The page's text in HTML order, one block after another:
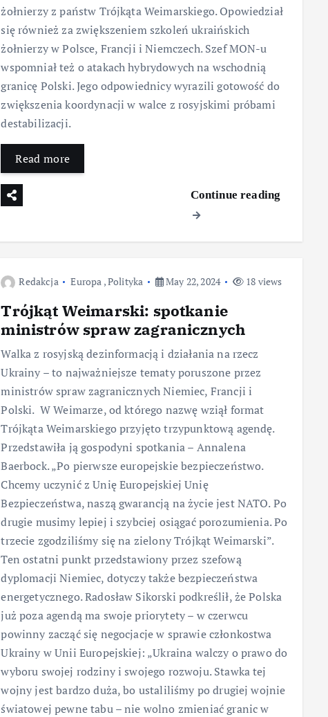
żołnierzy z państw Trójkąta Weimarskiego. Opowiedział
się również za zwiększeniem szkoleń ukraińskich
żołnierzy w Polsce, Francji i Niemczech. Szef MON-u
wspomniał też o atakach hybrydowych na wschodnią
granicę Polski. Jego odpowiednicy wyrazili gotowość do
zwiększenia koordynacji w walce z rosyjskimi próbami
destabilizacji.
Read more
Continue reading
Redakcja Europa ,Polityka May 22, 2024 18 views
Trójkąt Weimarski: spotkanie
ministrów spraw zagranicznych
Walka z rosyjską dezinformacją i działania na rzecz
Ukrainy – to najważniejsze tematy poruszone przez
ministrów spraw zagranicznych Niemiec, Francji i
Polski. W Weimarze, od którego nazwę wziął format
Trójkąta Weimarskiego przyjęto trzypunktową agendę.
Przedstawiła ją gospodyni spotkania – Annalena
Baerbock. „Po pierwsze europejskie bezpieczeństwo.
Chcemy uczynić z Unię Europejskiej Unię
Bezpieczeństwa, naszą gwarancją na życie jest NATO. Po
drugie musimy lepiej i szybciej osiągać porozumienia. Po
trzecie zgodziliśmy się na zielony Trójkąt Weimarski”.
Ten ostatni punkt przedstawiony przez szefową
dyplomacji Niemiec, dotyczy także bezpieczeństwa
energetycznego. Radosław Sikorski podkreślił, że Polska
już poza agendą ma swoje priorytety – w czerwcu
powinny zacząć się negocjacje w sprawie członkostwa
Ukrainy w Unii Europejskiej: „Ukraina walczy o prawo do
wyboru swojej rodziny i swojego rozwoju. Stawka tej
wojny jest bardzo duża, bo ustaliliśmy po drugiej wojnie
światowej pewne tabu – nie wolno zmieniać granic w